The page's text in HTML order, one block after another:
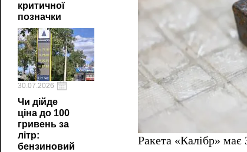
критичної
позначки
30.07.2026
Чи дійде
ціна до 100
гривень за
літр:
бензиновий
Ракета «Калібр»